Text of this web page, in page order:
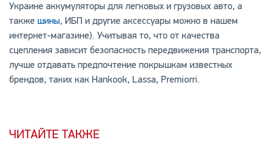
Украине аккумуляторы для легковых и грузовых авто, а
также шины, ИБП и другие аксессуары можно в нашем
интернет-магазине). Учитывая то, что от качества
сцепления зависит безопасность передвижения транспорта,
лучше отдавать предпочтение покрышкам известных
брендов, таких как Hankook, Lassa, Premiorri.
ЧИТАЙТЕ ТАКЖЕ